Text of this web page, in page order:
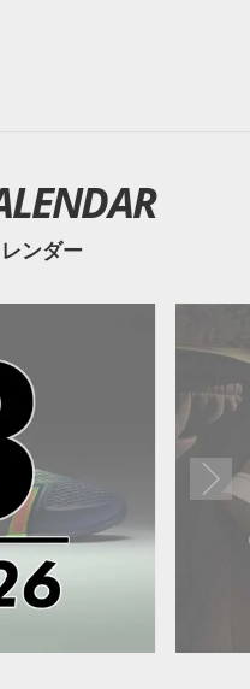
ンダー